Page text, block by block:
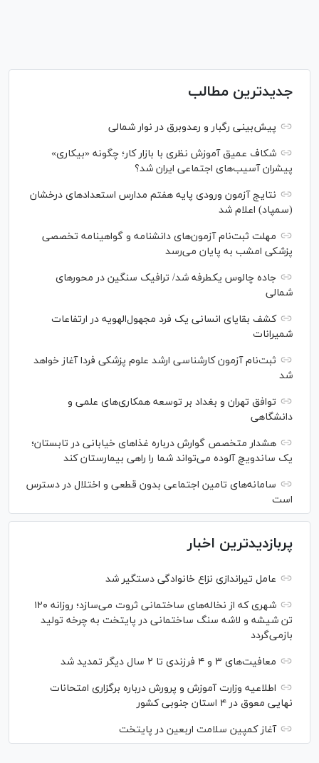
جدیدترین مطالب
پیش‌بینی رگبار و رعدوبرق در نوار شمالی
شکاف عمیق آموزش نظری با بازار کار؛ چگونه «بیکاری»
پیشران آسیب‌های اجتماعی ایران شد؟
نتایج آزمون ورودی پایه هفتم مدارس استعدادهای درخشان
(سمپاد) اعلام شد
مهلت ثبت‌نام آزمون‌های دانشنامه و گواهینامه تخصصی
پزشکی امشب به پایان می‌رسد
جاده چالوس یکطرفه شد/ ترافیک سنگین در محورهای
شمالی
کشف بقایای انسانی یک فرد مجهول‌الهویه در ارتفاعات
شمیرانات
ثبت‌نام آزمون کارشناسی ارشد علوم پزشکی فردا آغاز خواهد
شد
توافق تهران و بغداد بر توسعه همکاری‌های علمی و
دانشگاهی
هشدار متخصص گوارش درباره غذا‌های خیابانی در تابستان؛
یک ساندویچ آلوده می‌تواند شما را راهی بیمارستان کند
سامانه‌های تامین اجتماعی بدون قطعی و اختلال در دسترس
است
پربازدیدترین اخبار
عامل تیراندازی نزاع خانوادگی دستگیر شد
شهری که از نخاله‌های ساختمانی ثروت می‌سازد؛ روزانه ۱۲۰
تن شیشه و لاشه سنگ ساختمانی در پایتخت به چرخه تولید
بازمی‌گردد
معافیت‌های ۳ و ۴ فرزندی تا ۲ سال دیگر تمدید شد
اطلاعیه وزارت آموزش و پرورش درباره برگزاری امتحانات
نهایی معوق در ۴ استان جنوبی کشور
آغاز کمپین سلامت اربعین در پایتخت